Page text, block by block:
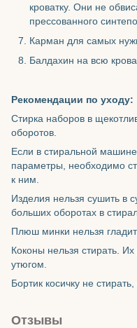
кроватку. Они не
прессованного
Карман для самых
Балдахин на всю
Рекомендации по уходу:
Стирка наборов в
оборотов.
Если в стиральной машине
параметры, необходимо
к ним.
Изделия нельзя сушить в
больших оборотах в
Плюш минки нельзя
Коконы нельзя стирать.
утюгом.
Бортик косичку не
Отзывы